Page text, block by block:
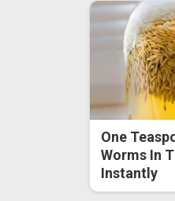
One
Worms In
Instantly